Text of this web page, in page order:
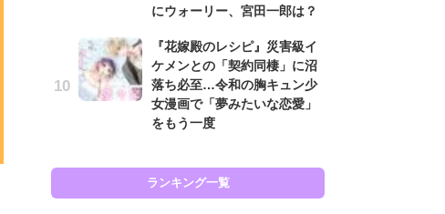
にウォーリー、宮田一郎は？
『花嫁殿のレシピ』災害級イ
ケメンとの「契約同棲」に沼
落ち必至…令和の胸キュン少
女漫画で「夢みたいな恋愛」
をもう一度
ランキング一覧